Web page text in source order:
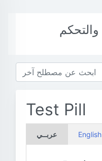
Test Pill
عربــي English